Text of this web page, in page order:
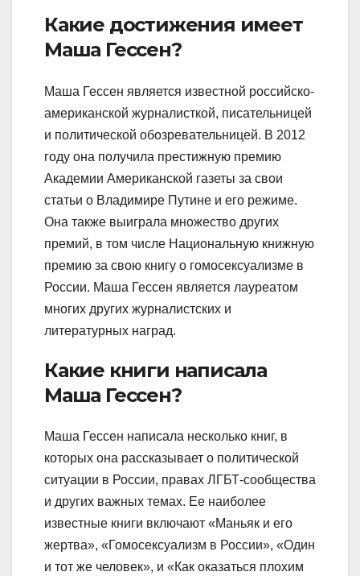
Какие достижения имеет
Маша Гессен?
Маша Гессен является известной российско-
американской журналисткой, писательницей
и политической обозревательницей. В 2012
году она получила престижную премию
Академии Американской газеты за свои
статьи о Владимире Путине и его режиме.
Она также выиграла множество других
премий, в том числе Национальную книжную
премию за свою книгу о гомосексуализме в
России. Маша Гессен является лауреатом
многих других журналистских и
литературных наград.
Какие книги написала
Маша Гессен?
Маша Гессен написала несколько книг, в
которых она рассказывает о политической
ситуации в России, правах ЛГБТ-сообщества
и других важных темах. Ее наиболее
известные книги включают «Маньяк и его
жертва», «Гомосексуализм в России», «Один
и тот же человек», и «Как оказаться плохим